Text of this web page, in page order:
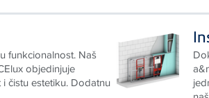
Naš
objedinjuje
estetiku. Dodatnu